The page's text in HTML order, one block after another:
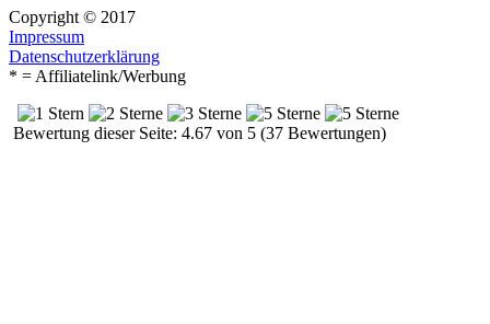
Copyright © 2017
Impressum
Datenschutzerklärung
* = Affiliatelink/Werbung
Bewertung dieser Seite: 4.67 von 5 (37 Bewertungen)